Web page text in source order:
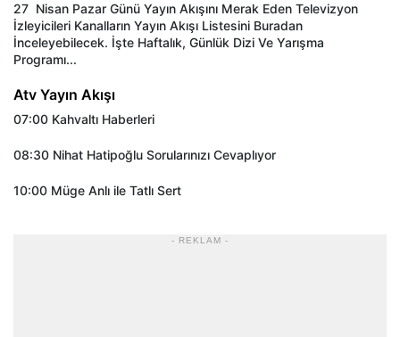
27 Nisan Pazar Günü Yayın Akışını Merak Eden Televizyon
İzleyicileri Kanalların Yayın Akışı Listesini Buradan
İnceleyebilecek. İşte Haftalık, Günlük Dizi Ve Yarışma
Programı...
Atv Yayın Akışı
07:00 Kahvaltı Haberleri
08:30 Nihat Hatipoğlu Sorularınızı Cevaplıyor
10:00 Müge Anlı ile Tatlı Sert
- REKLAM -